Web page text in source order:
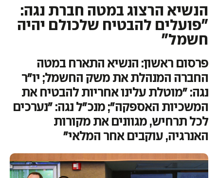
הנשיא הרצוג במטה חברת נגה:
"פועלים להבטיח שלכולם יהיה
חשמל"
פרסום ראשון: הנשיא התארח במטה
החברה המנהלת את משק החשמל; יו"ר
נגה: "מוטלת עלינו אחריות להבטיח את
המשכיות האספקה"; מנכ"ל נגה: "נערכים
לכל תרחיש, מגוונים את מקורות
האנרגיה, עוקבים אחר המלאי"